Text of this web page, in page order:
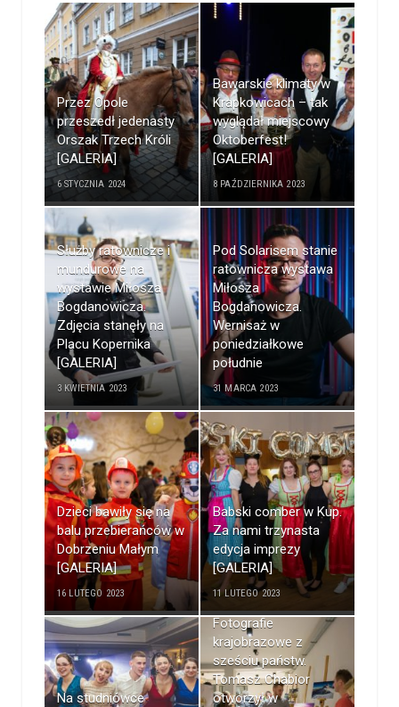
Przez Opole
przeszedł jedenasty
Orszak Trzech Króli
[GALERIA]
6 STYCZNIA 2024
Bawarskie klimaty w
Krapkowicach – tak
wyglądał miejscowy
Oktoberfest!
[GALERIA]
8 PAŹDZIERNIKA 2023
Służby ratownicze i
mundurowe na
wystawie Miłosza
Bogdanowicza.
Zdjęcia stanęły na
Placu Kopernika
[GALERIA]
3 KWIETNIA 2023
Pod Solarisem stanie
ratownicza wystawa
Miłosza
Bogdanowicza.
Wernisaż w
poniedziałkowe
południe
31 MARCA 2023
Dzieci bawiły się na
balu przebierańców w
Dobrzeniu Małym
[GALERIA]
16 LUTEGO 2023
Babski comber w Kup.
Za nami trzynasta
edycja imprezy
[GALERIA]
11 LUTEGO 2023
Na studniówce
Fotografie
krajobrazowe z
sześciu państw.
Tomasz Chabior
otworzył w